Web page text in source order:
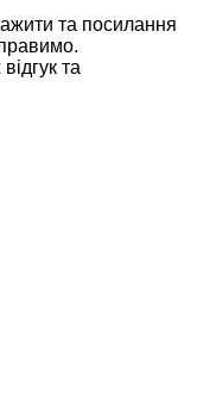
та посилання
та